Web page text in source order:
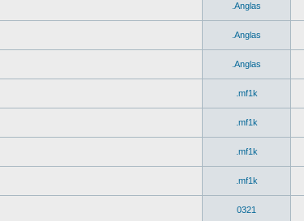
.Anglas
.Anglas
.Anglas
.mf1k
.mf1k
.mf1k
.mf1k
0321